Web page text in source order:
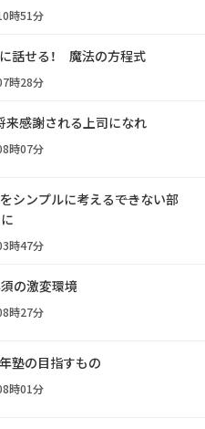
時51分
話せる！ 魔法の方程式
時28分
来感謝される上司になれ
時07分
シンプルに考える――できない部
時47分
須の激変環境
時27分
年塾の目指すもの
時01分